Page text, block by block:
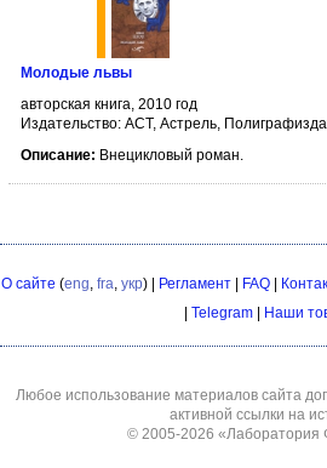
Молодые львы
авторская книга, 2010 год
Издательство: АСТ, Астрель,
Описание: Внецикловый роман.
О сайте (eng fra укр) | Регламент| FAQ|
| Telegram | Наши
Любое использование материалов сайта
активной ссылки на
© 2005-2026 «Лаборатория